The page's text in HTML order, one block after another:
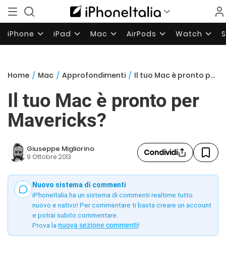
iPhone iPad Mac AirPods Watch
Home / Mac / Approfondimenti / Il tuo Mac è pronto per Mavericks?
Il tuo Mac è pronto per
Mavericks?
Giuseppe Migliorino
9 Ottobre 2013 Condividi
Nuovo sistema di commenti
iPhoneItalia ha un sistema di commenti realtime tutto
nuovo e nativo! Per commentare ti basta creare un account
e potrai subito commentare.
Prova la nuova sezione commenti!